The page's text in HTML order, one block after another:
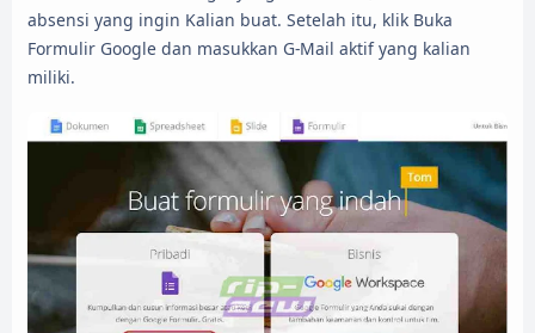
absensi yang ingin Kalian buat. Setelah itu, klik Buka
Formulir Google dan masukkan G-Mail aktif yang kalian
miliki.